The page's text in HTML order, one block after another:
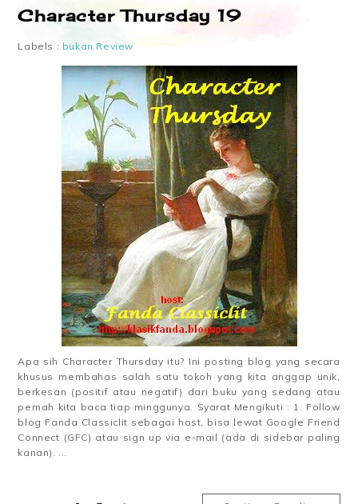
Character Thursday 19
Labels : bukan Review
Apa sih Character Thursday itu? Ini posting blog yang secara
khusus membahas salah satu tokoh yang kita anggap unik,
berkesan (positif atau negatif) dari buku yang sedang atau
pernah kita baca tiap minggunya. Syarat Mengikuti : 1. Follow
blog Fanda Classiclit sebagai host, bisa lewat Google Friend
Connect (GFC) atau sign up via e-mail (ada di sidebar paling
kanan). ...